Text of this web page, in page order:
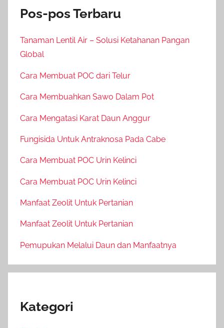
Pos-pos Terbaru
Tanaman Lentil Air – Solusi Ketahanan Pangan
Global
Cara Membuat POC dari Telur
Cara Membuahkan Sawo Dalam Pot
Cara Mengatasi Karat Daun Anggur
Fungisida Untuk Antraknosa Pada Cabe
Cara Membuat POC Urin Kelinci
Cara Membuat POC Urin Kelinci
Manfaat Zeolit Untuk Pertanian
Manfaat Zeolit Untuk Pertanian
Pemupukan Melalui Daun dan Manfaatnya
Kategori